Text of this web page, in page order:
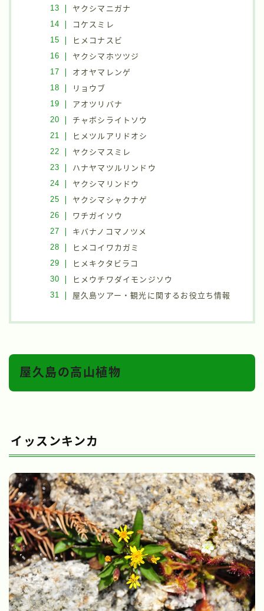
ヤクシマニガナ
コケスミレ
ヒメコナスビ
ヤクシマホツツジ
オオヤマレンゲ
リョウブ
アオツリバナ
チャボシライトソウ
ヒメツルアリドオシ
ヤクシマスミレ
ハナヤマツルリンドウ
ヤクシマリンドウ
ヤクシマシャクナゲ
ワチガイソウ
キバナノコマノツメ
ヒメコイワカガミ
ヒメキクタビラコ
ヒメウチワダイモンジソウ
屋久島ツアー・観光に関するお役立ち情報
屋久島の高山植物
イッスンキンカ